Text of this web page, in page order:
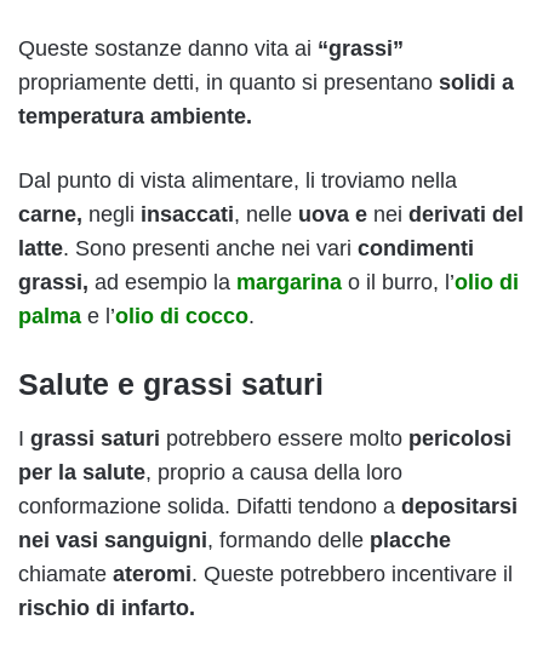
Queste sostanze danno vita ai “grassi”
propriamente detti, in quanto si presentano solidi a
temperatura ambiente.
Dal punto di vista alimentare, li troviamo nella
carne, negli insaccati, nelle uova e nei derivati del
latte. Sono presenti anche nei vari condimenti
grassi, ad esempio la margarina o il burro, l’olio di
palma e l’olio di cocco.
Salute e grassi saturi
I grassi saturi potrebbero essere molto pericolosi
per la salute, proprio a causa della loro
conformazione solida. Difatti tendono a depositarsi
nei vasi sanguigni, formando delle placche
chiamate ateromi. Queste potrebbero incentivare il
rischio di infarto.